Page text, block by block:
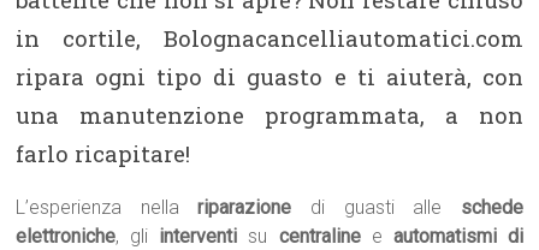
in cortile, Bolognacancelliautomatici.com
ripara ogni tipo di guasto e ti aiuterà, con
una manutenzione programmata, a non
farlo ricapitare!
L’esperienza nellariparazione di guasti alle schede
elettroniche, gli interventi su centralinee automatismi di